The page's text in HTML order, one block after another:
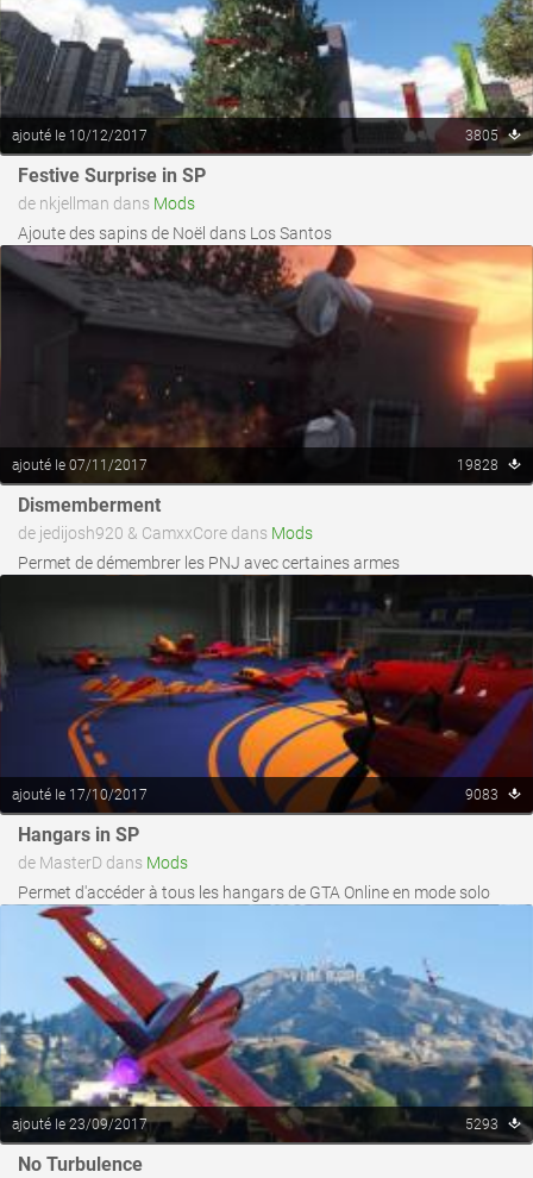
ajouté le 10/12/2017 3805
Festive Surprise in SP
de nkjellman dans Mods
Ajoute des sapins de Noël dans Los Santos
voir ce fichier
ajouté le 07/11/2017 19828
Dismemberment
de jedijosh920 & CamxxCore dans Mods
Permet de démembrer les PNJ avec certaines armes
ajouté le 17/10/2017 9083
Hangars in SP
de MasterD dans Mods
Permet d'accéder à tous les hangars de GTA Online en mode solo
voir ce fichier
ajouté le 23/09/2017 5293
No Turbulence
voir ce fichier